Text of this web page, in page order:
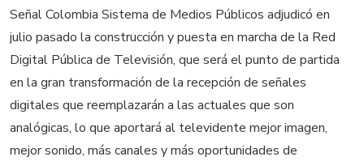
Señal Colombia Sistema de Medios Públicos adjudicó en
julio pasado la construcción y puesta en marcha de la Red
Digital Pública de Televisión, que será el punto de partida
en la gran transformación de la recepción de señales
digitales que reemplazarán a las actuales que son
analógicas, lo que aportará al televidente mejor imagen,
mejor sonido, más canales y más oportunidades de